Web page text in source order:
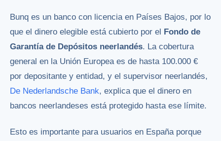
Bunq es un banco con licencia en Países Bajos, por lo
que el dinero elegible está cubierto por el Fondo de
Garantía de Depósitos neerlandés. La cobertura
general en la Unión Europea es de hasta 100.000 €
por depositante y entidad, y el supervisor neerlandés,
De Nederlandsche Bank, explica que el dinero en
bancos neerlandeses está protegido hasta ese límite.
Esto es importante para usuarios en España porque